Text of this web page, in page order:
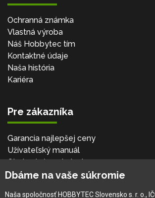
Ochranná známka
Vlastná výroba
Náš Hobbytec tím
Kontaktné údaje
Naša história
Kariéra
Pre zákazníka
Garancia najlepšej ceny
Užívateľský manuál
Obchodné podmienky
Zákazník & partner
Dbáme na vaše súkromie
Naša spoločnosť HOBBYTEC Slovensko s. r. o.,